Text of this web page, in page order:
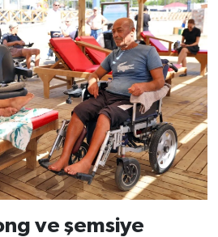
ve şemsiye